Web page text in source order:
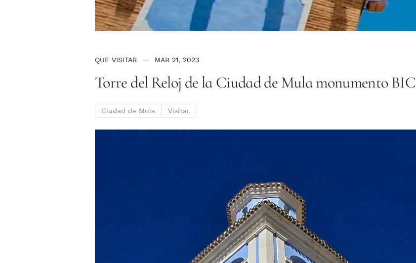
QUE VISITAR MAR 21, 2023
Torre del Reloj de la Ciudad de Mula monumento BIC
Ciudad de Mula Visitar